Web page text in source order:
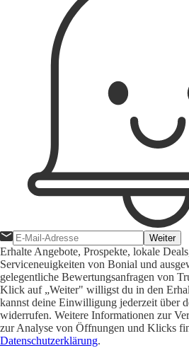
Weiter
Erhalte Angebote, Prospekte, lokale
Serviceneuigkeiten von Bonial und
gelegentliche Bewertungsanfragen von
Klick auf „Weiter" willigst du in den
kannst deine Einwilligung jederzeit über
widerrufen. Weitere Informationen zur
zur Analyse von Öffnungen und Klicks
Datenschutzerklärung.